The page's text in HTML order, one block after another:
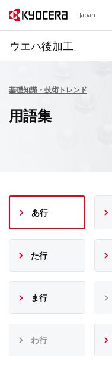
Japan
ウエハ後加工
基礎知識・技術トレンド
用語集
あ行
た行
ま行
わ行